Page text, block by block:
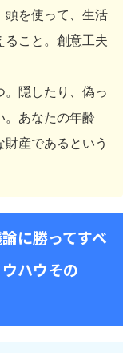
頭を使って、生活
ること。創意工夫
隠したり、偽っ
。あなたの年齢
産であるという
に勝ってすべ
ハウその